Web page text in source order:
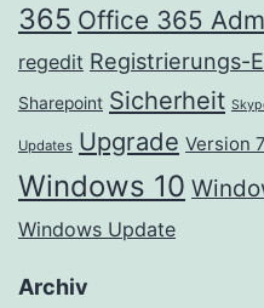
365 Office 365
regedit Registrierungs-
Sharepoint Sicherheit
Updates Upgrade Version 7
Windows 10
Windows Update
Archiv